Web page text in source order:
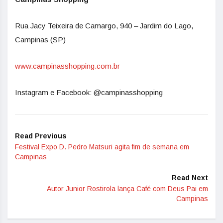
Rua Jacy Teixeira de Camargo, 940 – Jardim do Lago,
Campinas (SP)
www.campinasshopping.com.br
Instagram e Facebook: @campinasshopping
Read Previous
Festival Expo D. Pedro Matsuri agita fim de semana em
Campinas
Read Next
Autor Junior Rostirola lança Café com Deus Pai em
Campinas